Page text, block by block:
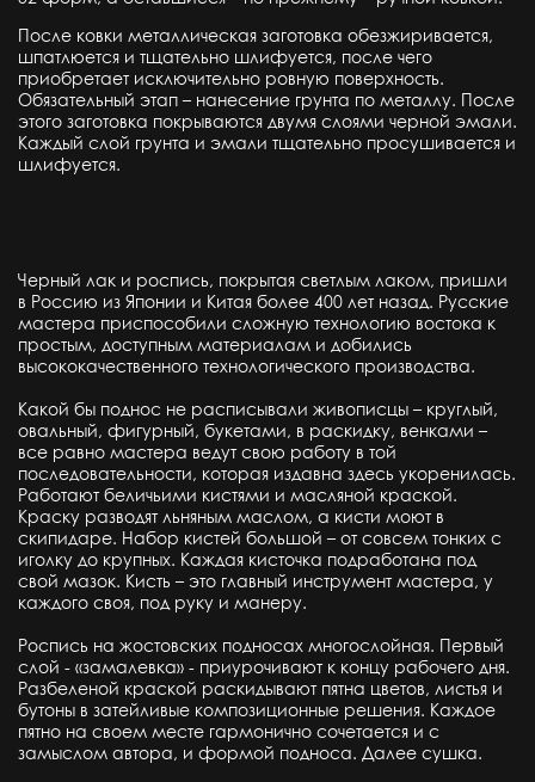
После ковки металлическая заготовка обезжиривается,
шпатлюется и тщательно шлифуется, после чего
приобретает исключительно ровную поверхность.
Обязательный этап – нанесение грунта по металлу. После
этого заготовка покрываются двумя слоями черной эмали.
Каждый слой грунта и эмали тщательно просушивается и
шлифуется.
Черный лак и роспись, покрытая светлым лаком, пришли
в Россию из Японии и Китая более 400 лет назад. Русские
мастера приспособили сложную технологию востока к
простым, доступным материалам и добились
высококачественного технологического производства.
Какой бы поднос не расписывали живописцы – круглый,
овальный, фигурный, букетами, в раскидку, венками –
все равно мастера ведут свою работу в той
последовательности, которая издавна здесь укоренилась.
Работают беличьими кистями и масляной краской.
Краску разводят льняным маслом, а кисти моют в
скипидаре. Набор кистей большой – от совсем тонких с
иголку до крупных. Каждая кисточка подработана под
свой мазок. Кисть – это главный инструмент мастера, у
каждого своя, под руку и манеру.
Роспись на жостовских подносах многослойная. Первый
слой - «замалевка» - приурочивают к концу рабочего дня.
Разбеленой краской раскидывают пятна цветов, листья и
бутоны в затейливые композиционные решения. Каждое
пятно на своем месте гармонично сочетается и с
замыслом автора, и формой подноса. Далее сушка.